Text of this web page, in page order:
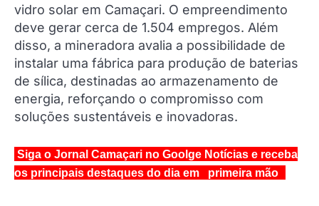
vidro solar em Camaçari. O empreendimento
deve gerar cerca de 1.504 empregos. Além
disso, a mineradora avalia a possibilidade de
instalar uma fábrica para produção de baterias
de sílica, destinadas ao armazenamento de
energia, reforçando o compromisso com
soluções sustentáveis e inovadoras.
Siga o Jornal Camaçari no Goolge Notícias e receba
os principais destaques do dia em primeira mão